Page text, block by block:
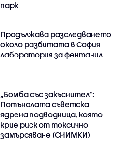
парк
Продължава разследването
около разбитата в София
лаборатория за фентанил
„Бомба със закъснител“:
Потъналата съветска
ядрена подводница, която
крие риск от токсично
замърсяване (СНИМКИ)